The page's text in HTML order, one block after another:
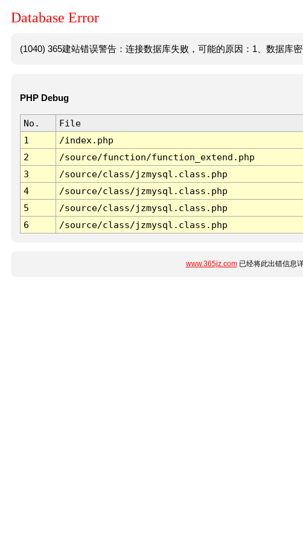
Database Error
(1040) 365建站错误警告：连接数据库失败，可能的原因：1、数据库
PHP Debug
No. File
1
/index.php
2
/source/function/function_extend.php
3
/source/class/jzmysql.class.php
4
/source/class/jzmysql.class.php
5
/source/class/jzmysql.class.php
6
/source/class/jzmysql.class.php
www.365jz.com已经将此出错信息